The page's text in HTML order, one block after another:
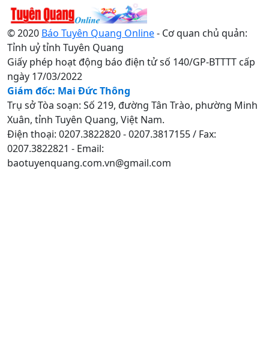
© 2020 Báo Tuyên Quang Online- Cơ quan chủ quản:
Tỉnh uỷ tỉnh Tuyên Quang
Giấy phép hoạt động báo điện tử số 140/GP-BTTTT cấp
ngày 17/03/2022
Giám đốc: Mai Đức Thông
Trụ sở Tòa soạn: Số 219, đường Tân Trào, phường Minh
Xuân, tỉnh Tuyên Quang, Việt Nam.
Điện thoại: 0207.3822820 - 0207.3817155 / Fax:
0207.3822821 - Email:
baotuyenquang.com.vn@gmail.com